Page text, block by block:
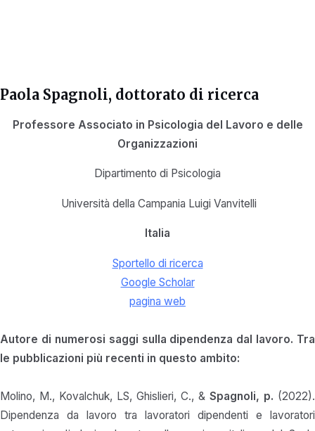
Paola Spagnoli, dottorato di ricerca
Professore Associato in Psicologia del Lavoro e delle
Organizzazioni
Dipartimento di Psicologia
Università della Campania Luigi Vanvitelli
Italia
Sportello di ricerca
Google Scholar
pagina web
Autore di numerosi saggi sulla dipendenza dal lavoro. Tra
le pubblicazioni più recenti in questo ambito:
Molino, M., Kovalchuk, LS, Ghislieri, C., & Spagnoli, p. (2022).
Dipendenza da lavoro tra lavoratori dipendenti e lavoratori